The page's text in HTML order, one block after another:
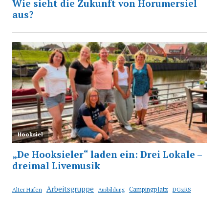
Alter Hafen Arbeitsgruppe Ausbildung Campingplatz DGzRS